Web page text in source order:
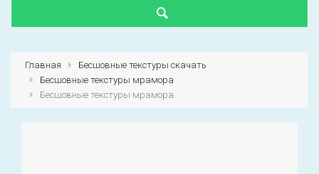
Первый раз? Зарегистрироваться
Главная
Бесшовные текстуры скачать
Бесшовные текстуры мрамора
Бесшовные текстуры мрамора